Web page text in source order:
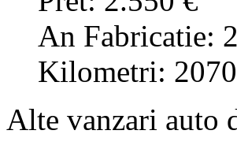
An Fabricatie:
Kilometri:
Alte vanzari auto